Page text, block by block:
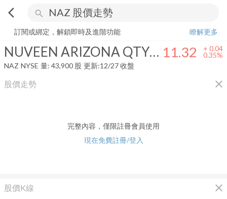
arrow_back_ios search
NUVEEN ARIZONA QTY MUNICIPAL INM FD
訂閱或綁定，解鎖即時及進階功能
瞭解更多
NUVEEN ARIZONA QTY MUNICIPAL INM FD 11.32 + 0.04
0.35%
NAZ NYSE 量: 43,900 股 更新:12/27 收盤
股價走勢 close
完整內容，僅限註冊會員使用
現在免費註冊/登入
股價K線 close